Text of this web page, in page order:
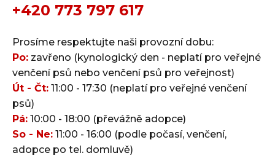
+420 773 797 617
Prosíme respektujte naši provozní dobu:
Po: zavřeno (kynologický den - neplatí pro veřejné
venčení psů nebo venčení psů pro veřejnost)
Út - Čt: 11:00 - 17:30 (neplatí pro veřejné venčení
psů)
Pá: 10:00 - 18:00 (převážně adopce)
So - Ne: 11:00 - 16:00 (podle počasí, venčení,
adopce po tel. domluvě)